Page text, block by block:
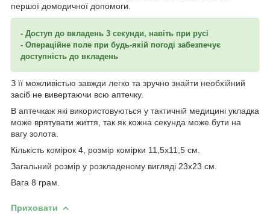
першої домодичної допомоги.
- Доступ до вкладень 3 секунди, навіть при русі
- Операційне поле при будь-якій погоді забезпечує
доступність до вкладень
З її можливістью завжди легко та зручно знайти необхійний
засіб не вивертаючи всю аптечку.
В аптечкаж які використовуються у тактичній медицині укладка
може врятувати життя, так як кожна секунда може бути на
вагу золота.
Кількість комірок 4, розмір комірки 11,5х11,5 см.
Загальний розмір у розкладеному вигляді 23х23 см.
Вага 8 грам.
Приховати